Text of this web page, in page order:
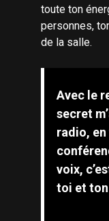
toute ton
personnes,
de la salle.
Avec le
secret
radio,
voix,
toi et